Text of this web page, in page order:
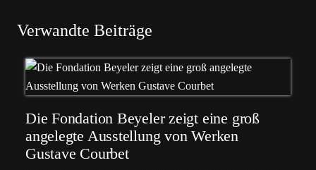
Verwandte Beiträge
Die Fondation Beyeler zeigt eine groß
angelegte Ausstellung von Werken
Gustave Courbet